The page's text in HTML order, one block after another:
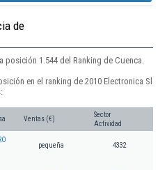
de
posición 1.544 del Ranking de Cuenca.
en el ranking de 2010 Electronica Sl
Ventas (€)
Sector
Actividad
pequeña 4332